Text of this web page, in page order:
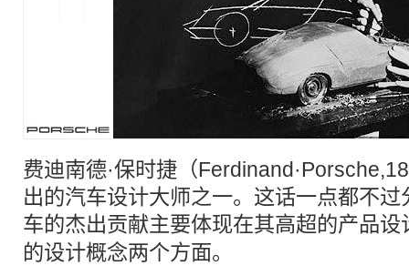
费迪南德·保时捷（
出的汽车设计大师之一。这话一点都不
车的杰出贡献主要体现在其高超的产品设
的设计概念两个方面。